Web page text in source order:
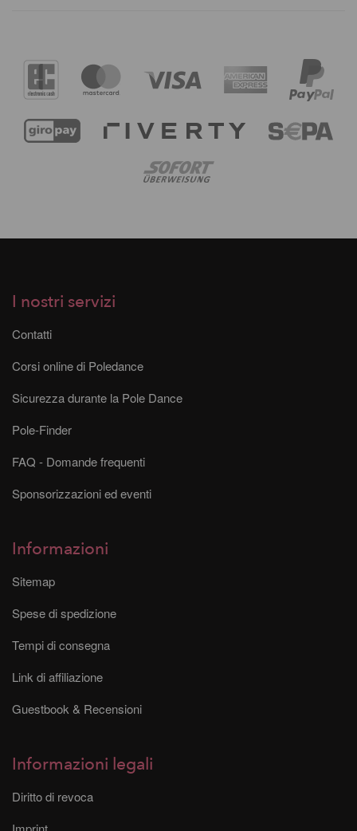
I nostri servizi
Contatti
Corsi online di Poledance
Sicurezza durante la Pole Dance
Pole-Finder
FAQ - Domande frequenti
Sponsorizzazioni ed eventi
Informazioni
Sitemap
Spese di spedizione
Tempi di consegna
Link di affiliazione
Guestbook & Recensioni
Informazioni legali
Diritto di revoca